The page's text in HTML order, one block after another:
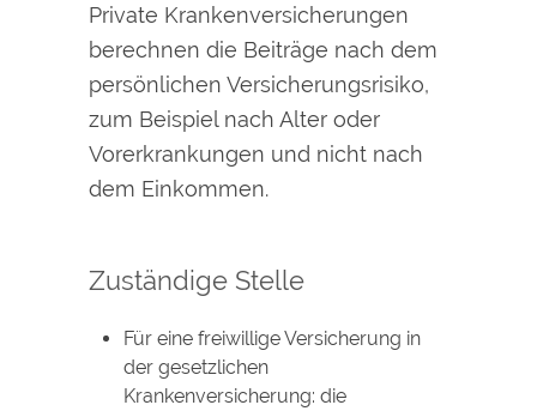
Private Krankenversicherungen
berechnen die Beiträge nach dem
persönlichen Versicherungsrisiko,
zum Beispiel nach Alter oder
Vorerkrankungen und nicht nach
dem Einkommen.
Zuständige Stelle
Für eine freiwillige Versicherung in
der gesetzlichen
Krankenversicherung: die